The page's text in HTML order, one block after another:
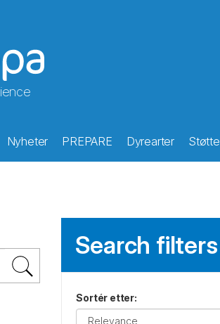
Nyheter PREPARE Dyrearter Støtte
Search filters
Sortér etter: